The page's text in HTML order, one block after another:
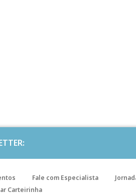
Fale com Especialista
Carteirinha